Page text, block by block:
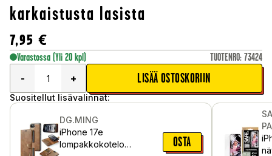
karkaistusta lasista
7,95 €
Varastossa (Yli 20 kpl) TUOTENRO: 73424
-
+ LISÄÄ OSTOSKORIIN
Suositellut lisävalinnat:
DG.MING
iPhone 17e
lompakkokotelo
OSTA